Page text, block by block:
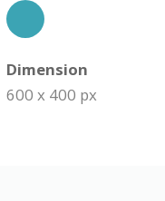
Dimension
600 x 400 px